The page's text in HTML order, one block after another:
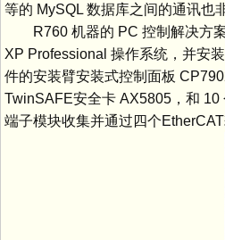
等的 MySQL 数据库之间的通讯也
R760 机器的 PC 控制解决方案
XP Professional 操作系统，并安
件的安装臂安装式控制面板
TwinSAFE安全卡 AX5805，和 10
端子模块收集并通过四个